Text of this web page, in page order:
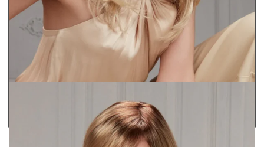
Περούκες ΓυναικείεςΠερούκες Παθήσεων Lux
BELLEN
490,00€
ΠΡΟΣΘΗΚΗ ΣΤΟ ΚΑΛΑΘΙ